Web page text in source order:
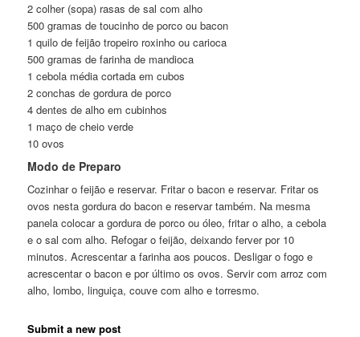
2 colher (sopa) rasas de sal com alho
500 gramas de toucinho de porco ou bacon
1 quilo de feijão tropeiro roxinho ou carioca
500 gramas de farinha de mandioca
1 cebola média cortada em cubos
2 conchas de gordura de porco
4 dentes de alho em cubinhos
1 maço de cheio verde
10 ovos
Modo de Preparo
Cozinhar o feijão e reservar. Fritar o bacon e reservar. Fritar os
ovos nesta gordura do bacon e reservar também. Na mesma
panela colocar a gordura de porco ou óleo, fritar o alho, a cebola
e o sal com alho. Refogar o feijão, deixando ferver por 10
minutos. Acrescentar a farinha aos poucos. Desligar o fogo e
acrescentar o bacon e por último os ovos. Servir com arroz com
alho, lombo, linguiça, couve com alho e torresmo.
Submit a new post